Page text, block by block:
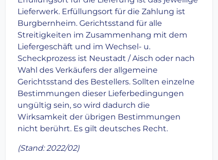
Lieferwerk. Erfüllungsort für die Zahlung ist
Burgbernheim. Gerichtsstand für alle
Streitigkeiten im Zusammenhang mit dem
Liefergeschäft und im Wechsel- u.
Scheckprozess ist Neustadt / Aisch oder nach
Wahl des Verkäufers der allgemeine
Gerichtsstand des Bestellers. Sollten einzelne
Bestimmungen dieser Lieferbedingungen
ungültig sein, so wird dadurch die
Wirksamkeit der übrigen Bestimmungen
nicht berührt. Es gilt deutsches Recht.
(Stand: 2022/02)